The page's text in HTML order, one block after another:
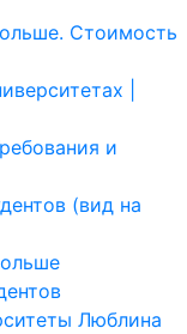
Стоимость
|
и
(вид на
Люблина